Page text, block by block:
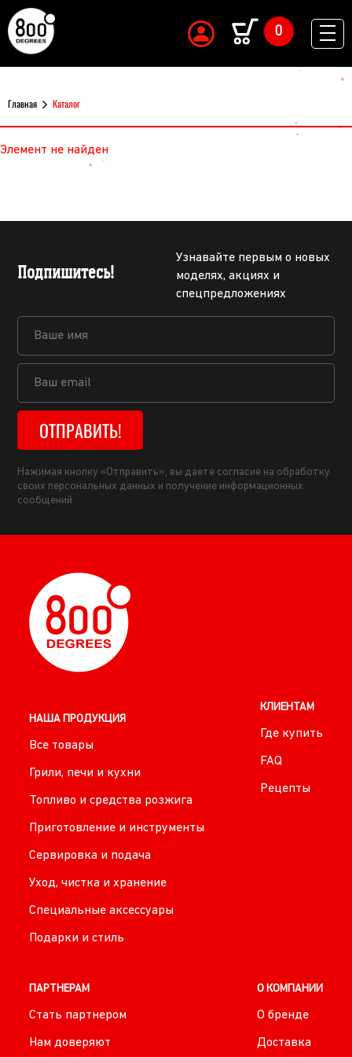
0
Главная Каталог
Элемент не найден
Подпишитесь!
Узнавайте первым о новых
моделях, акциях и
спецпредложениях
ОТПРАВИТЬ!
Нажимая кнопку «Отправить», вы даете согласие на обработку
своих персональных данных и получение информационных
сообщений
НАША ПРОДУКЦИЯ
Все товары
Грили, печи и кухни
Топливо и средства розжига
Приготовление и инструменты
Сервировка и подача
Уход, чистка и хранение
Специальные аксессуары
Подарки и стиль
КЛИЕНТАМ
Где купить
FAQ
Рецепты
ПАРТНЕРАМ
Стать партнером
Нам доверяют
О КОМПАНИИ
О бренде
Доставка